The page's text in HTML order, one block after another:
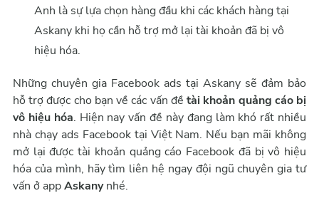
Anh là sự lựa chọn hàng đầu khi các khách hàng tại
Askany khi họ cần hỗ trợ mở lại tài khoản đã bị vô
hiệu hóa.
Những chuyên gia Facebook ads tại Askany sẽ đảm bảo
hỗ trợ được cho bạn về các vấn đềtài khoản quảng cáo bị
vô hiệu hóa. Hiện nay vấn đề này đang làm khó rất nhiều
nhà chạy ads Facebook tại Việt Nam. Nếu bạn mãi không
mở lại được tài khoản quảng cáo Facebook đã bị vô hiệu
hóa của mình, hãy tìm liên hệ ngay đội ngũ chuyên gia tư
vấn ở appAskanynhé.